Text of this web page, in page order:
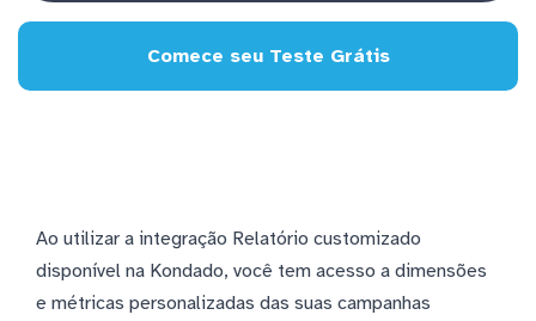
Comece seu Teste Grátis
Ao utilizar a integração Relatório customizado
disponível na Kondado, você tem acesso a dimensões
e métricas personalizadas das suas campanhas